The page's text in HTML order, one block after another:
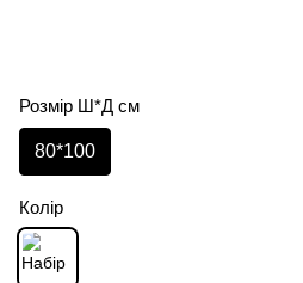
Розмір Ш*Д см
80*100
Колір